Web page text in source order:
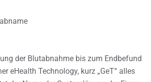
der Blutabnahme bis zum Endbefund
eHealth Technology, kurz „GeT“ alles